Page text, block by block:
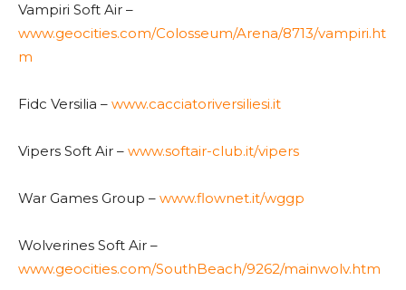
Vampiri Soft Air –
www.geocities.com/Colosseum/Arena/8713/vampiri.ht
m
Fidc Versilia – www.cacciatoriversiliesi.it
Vipers Soft Air – www.softair-club.it/vipers
War Games Group – www.flownet.it/wggp
Wolverines Soft Air –
www.geocities.com/SouthBeach/9262/mainwolv.htm